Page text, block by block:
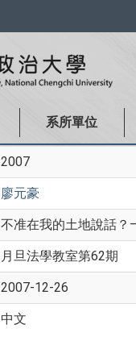
系所單位
2007
廖元豪
不准在我的土地說話？
月旦法學教室第62期
2007-12-26
中文